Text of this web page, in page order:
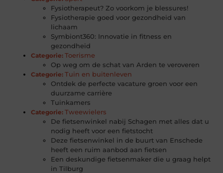
Fysiotherapeut? Zo voorkom je blessures!
Fysiotherapie goed voor gezondheid van
lichaam
Symbiont360: Innovatie in fitness en
gezondheid
Categorie: Toerisme
Op weg om de schat van Arden te veroveren
Categorie: Tuin en buitenleven
Ontdek de perfecte vacature groen voor een
duurzame carrière
Tuinkamers
Categorie: Tweewielers
De fietsenwinkel nabij Schagen met alles dat u
nodig heeft voor een fietstocht
Deze fietsenwinkel in de buurt van Enschede
heeft een ruim aanbod aan fietsen
Een deskundige fietsenmaker die u graag helpt
in Tilburg